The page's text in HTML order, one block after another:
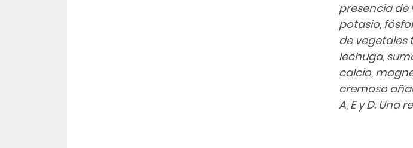
presencia de
potasio,
de vegetales
lechuga,
calcio,
cremoso
A, E y D.